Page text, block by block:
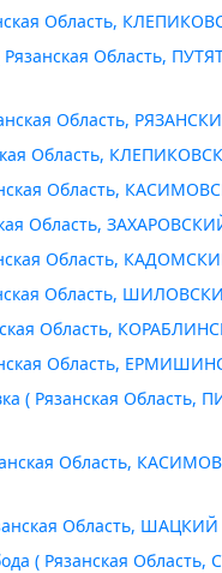
Область,
Рязанская Область,
Область,
Область,
Область,
Область,
Область,
Область,
Область,
Область,
( Рязанская Область,
Область,
Область,
( Рязанская